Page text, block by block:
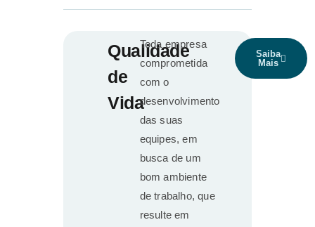
Qualidade
de
Vida
Toda empresa
comprometida
com o
desenvolvimento
das suas
equipes, em
busca de um
bom ambiente
de trabalho, que
resulte em
Saiba
Mais